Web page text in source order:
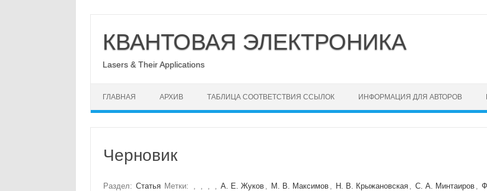
содержимому
КВАНТОВАЯ ЭЛЕКТРОНИКА
Lasers & Their Applications
ГЛАВНАЯ АРХИВ ТАБЛИЦА СООТВЕТСТВИЯ ССЫЛОК ИНФОРМАЦИЯ ДЛЯ АВТОРОВ
Черновик
Раздел: Статья Метки: , , , , А. Е. Жуков , М. В. Максимов , Н. В. Крыжановская , С. А. Минтаиров ,